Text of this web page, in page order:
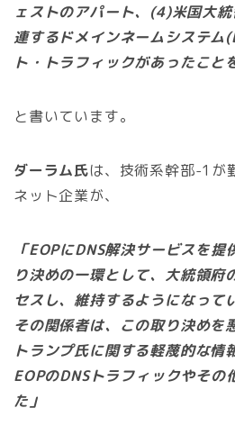
ェストのアパート、(4)米国大
連するドメインネームシステム
ト・トラフィックがあったこと
と書いています。
ダーラム氏は、技術系幹部-1が
ネット企業が、
「EOPにDNS解決サービスを
り決めの一環として、大統領府
セスし、維持するようになって
その関係者は、この取り決めを
トランプ氏に関する軽蔑的な情
EOPのDNSトラフィックやその
た」